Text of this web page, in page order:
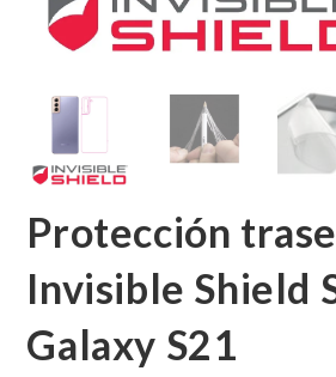
Protección
Invisible Shield
Galaxy S21